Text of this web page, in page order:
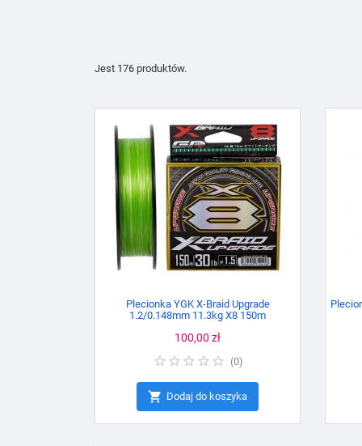
Jest 176 produktów.
Plecionka YGK X-Braid Upgrade
1.2/0.148mm 11.3kg X8 150m
Cena
100,00 zł
(0)
 Dodaj do koszyka